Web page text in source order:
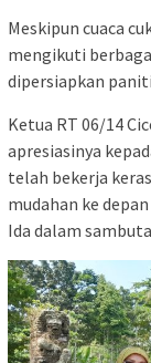
Meskipun cuaca
mengikuti
dipersiapkan
Ketua RT 06/14
apresiasinya
telah bekerja
mudahan ke
Ida dalam